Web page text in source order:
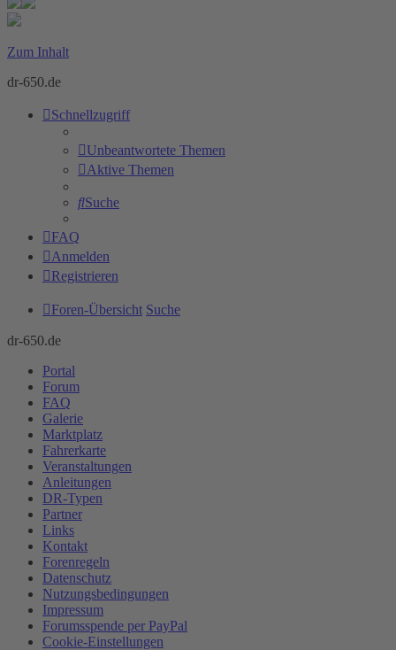
Zum Inhalt
dr-650.de
Schnellzugriff
Unbeantwortete Themen
Aktive Themen
Suche
FAQ
Anmelden
Registrieren
Foren-Übersicht Suche
dr-650.de
Portal
Forum
FAQ
Galerie
Marktplatz
Fahrerkarte
Veranstaltungen
Anleitungen
DR-Typen
Partner
Links
Kontakt
Forenregeln
Datenschutz
Nutzungsbedingungen
Impressum
Forumsspende per PayPal
Cookie-Einstellungen